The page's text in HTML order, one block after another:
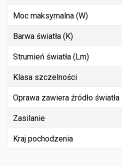
Moc maksymalna (W)
Barwa światła (K)
Strumień światła (Lm)
Klasa szczelności
Oprawa zawiera źródło światła
Zasilanie
Kraj pochodzenia